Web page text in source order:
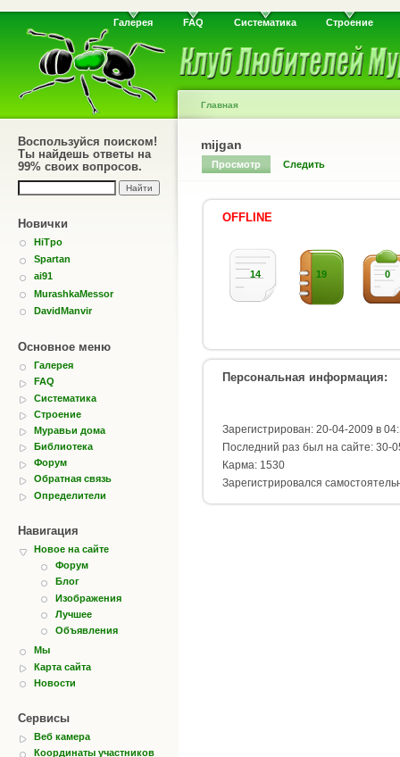
Галерея FAQ Систематика Строение
Воспользуйся поиском!
Ты найдешь ответы на
99% своих вопросов.
Новички
HiTpo
Spartan
ai91
MurashkaMessor
DavidManvir
Основное меню
Галерея
FAQ
Систематика
Строение
Муравьи дома
Библиотека
Форум
Обратная связь
Определители
Навигация
Новое на сайте
Форум
Блог
Изображения
Лучшее
Объявления
Мы
Карта сайта
Новости
Сервисы
Веб камера
Координаты участников
Главная
mijgan
Просмотр Следить
OFFLINE
14 19 0
Персональная информация:
Зарегистрирован: 20-04-2009 в
Последний раз был на сайте: 30-
Карма: 1530
Зарегистрировался